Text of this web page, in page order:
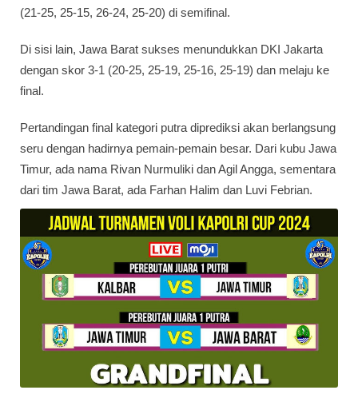
(21-25, 25-15, 26-24, 25-20) di semifinal.
Di sisi lain, Jawa Barat sukses menundukkan DKI Jakarta
dengan skor 3-1 (20-25, 25-19, 25-16, 25-19) dan melaju ke
final.
Pertandingan final kategori putra diprediksi akan berlangsung
seru dengan hadirnya pemain-pemain besar. Dari kubu Jawa
Timur, ada nama Rivan Nurmuliki dan Agil Angga, sementara
dari tim Jawa Barat, ada Farhan Halim dan Luvi Febrian.